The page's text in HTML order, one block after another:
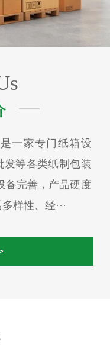
一家专门纸箱设
发等各类纸制包装
备完善，产品硬度
样性、经···